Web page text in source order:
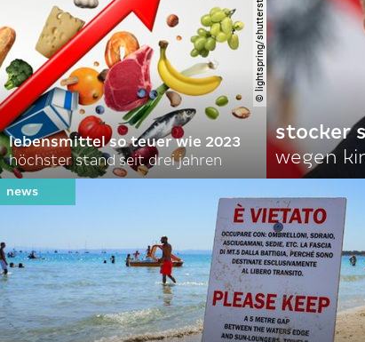
© lightspring/shutterstock.com
lebensmittel so teuer wie 2023
höchster stand seit drei jahren
stocker
wegen